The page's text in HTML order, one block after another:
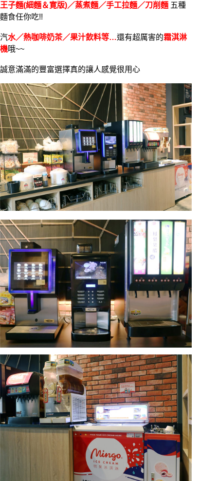
王子麵(細麵＆寛版)／蒸煮麵／手工拉麵／刀削麵 五種
麵食任你吃!!
汽水／熱咖啡奶茶／果汁飲料等…還有超厲害的霜淇淋
機哦~~
誠意滿滿的豐富選擇真的讓人感覺很用心